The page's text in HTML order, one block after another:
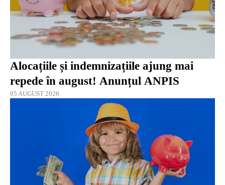
Alocațiile și indemnizațiile ajung mai
repede în august! Anunțul ANPIS
05 AUGUST 2026